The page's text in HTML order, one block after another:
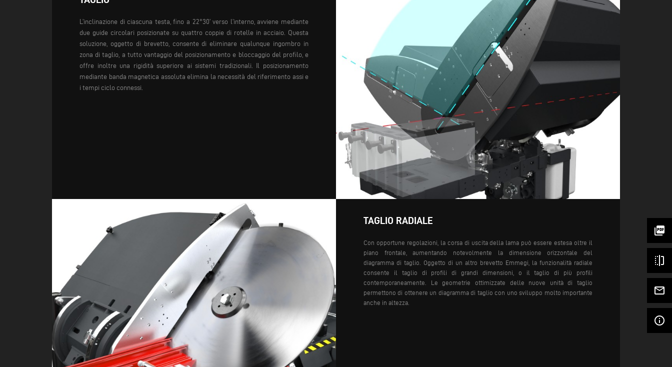
picture_as_pdf
flip
mail_outline
info_outline
L’inclinazione di ciascuna testa, fino a 22°30’ verso l’interno, avviene mediante
due guide circolari posizionate su quattro coppie di rotelle in acciaio. Questa
soluzione, oggetto di brevetto, consente di eliminare qualunque ingombro in
zona di taglio, a tutto vantaggio del posizionamento e bloccaggio del profilo, e
offre inoltre una rigidità superiore ai sistemi tradizionali. Il posizionamento
mediante banda magnetica assoluta elimina la necessità del riferimento assi e
i tempi ciclo connessi.
TAGLIO RADIALE
Con opportune regolazioni, la corsa di uscita della lama può essere estesa oltre il
piano frontale, aumentando notevolmente la dimensione orizzontale del
diagramma di taglio. Oggetto di un altro brevetto Emmegi, la funzionalità radiale
consente il taglio di profili di grandi dimensioni, o il taglio di più profili
contemporaneamente. Le geometrie ottimizzate delle nuove unità di taglio
permettono di ottenere un diagramma di taglio con uno sviluppo molto importante
anche in altezza.